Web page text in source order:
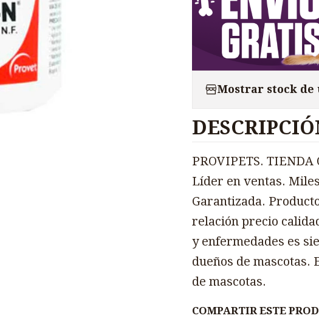
Mostrar stock de
PROVIPETS.
Líder en ventas.
Garantizada.
relación precio
y enfermedades es
dueños de mascotas.
de mascotas.
COMPARTIR ESTE